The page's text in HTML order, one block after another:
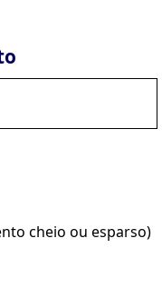
cheio ou esparso)